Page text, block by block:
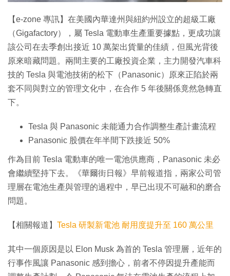
【e-zone 專訊】在美國內華達州與紐約州設立的超級工廠
（Gigafactory），屬 Tesla 電動車生產重要據點，更成功讓
該公司在去季創出接近 10 萬架出貨量的佳績，但風光背後
原來暗藏問題。兩間主要的工廠投資企業，主力開發汽車科
技的 Tesla 與電池技術的松下（Panasonic）原來正陷於兩
套不同與對立的管理文化中，在合作 5 年後關係竟然急轉直
下。
Tesla 與 Panasonic 未能通力合作調整生產計畫流程
Panasonic 股價在年半間下跌接近 50%
作為目前 Tesla 電動車的唯一電池供應商，Panasonic 未必
會繼續堅持下去。《華爾街日報》早前報道指，兩家公司管
理層在電池生產與管理的過程中，早已出現不可融和的磨合
問題。
【相關報道】 Tesla 研製新電池 耐用度提升至 160 萬公里
其中一個原因是以 Elon Musk 為首的 Tesla 管理層，近年的
行事作風讓 Panasonic 感到擔心，前者不停因提升產能而